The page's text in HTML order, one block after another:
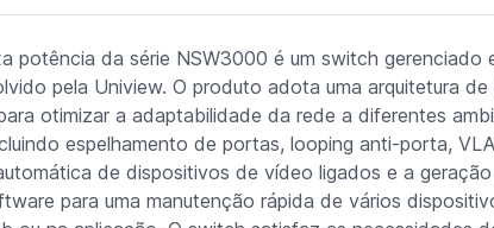
potência da série NSW3000 é um switch gerenciado
pela Uniview. O produto adota uma arquitetura
otimizar a adaptabilidade da rede a diferentes
espelhamento de portas, looping anti-porta,
de dispositivos de vídeo ligados e a
para uma manutenção rápida de vários